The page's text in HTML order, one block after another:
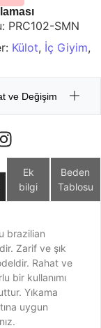
PRC102-SMN
Külot, İç Giyim,
ve Değişim
Ek
bilgi
Beden
Tablosu
brazilian
Zarif ve şık
Rahat ve
bir kullanımı
Yıkama
uygun